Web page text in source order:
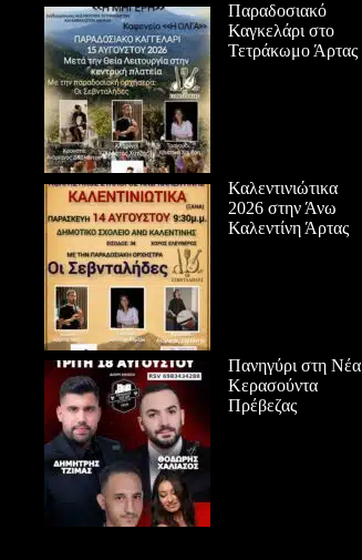
Παραδοσιακό
Καγκελάρι στο
Τετράκωμο Άρτας
Καλεντινιώτικα
2026 στην Άνω
Καλεντίνη Άρτας
Πανηγύρι στη Νέα
Κερασούντα
Πρέβεζας